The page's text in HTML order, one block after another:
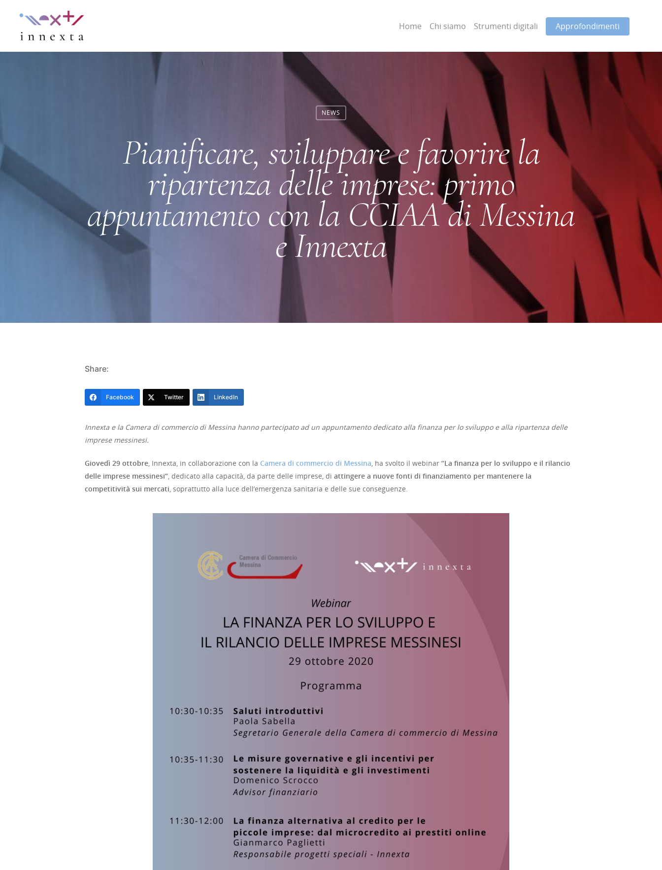
Hit enter to search or ESC to close
Home Chi siamo Strumenti digitali Approfondimenti
NEWS
Pianificare, sviluppare e favorire la
ripartenza delle imprese: primo
appuntamento con la CCIAA di Messina
e Innexta
Share:
Facebook Twitter LinkedIn
Innexta e la Camera di commercio di Messina hanno partecipato ad un appuntamento dedicato alla finanza per lo sviluppo e alla ripartenza delle
imprese messinesi.
Giovedì 29 ottobre, Innexta, in collaborazione con la Camera di commercio di Messina, ha svolto il webinar “La finanza per lo sviluppo e il rilancio
delle imprese messinesi”, dedicato alla capacità, da parte delle imprese, di attingere a nuove fonti di finanziamento per mantenere la
competitività sui mercati, soprattutto alla luce dell’emergenza sanitaria e delle sue conseguenze.